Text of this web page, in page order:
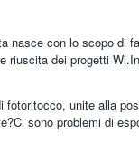
con lo scopo di
dei progetti
unite alla
sono problemi di